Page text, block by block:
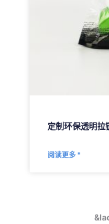
定制环保透明拉
阅读更多 "